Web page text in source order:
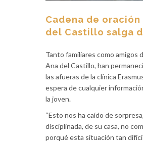
Cadena de oración
del Castillo salga
Tanto familiares como amigos
Ana del Castillo, han
las afueras de la clínica
espera de cualquier
la joven.
“Esto nos ha caído de
disciplinada, de su casa, no
porqué esta situación tan